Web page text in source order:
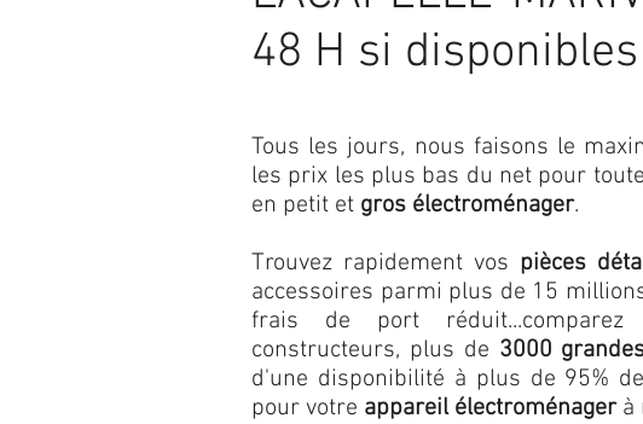
48 H si
Tous les jours, nous faisons le
les prix les plus bas du net pour
en petit et gros électroménager.
Trouvez rapidement vos pièces
accessoires parmi plus de 15
frais de port réduit...comparez
constructeurs, plus de 3000
d'une disponibilité à plus de 95%
pour votre appareil électroménagerà